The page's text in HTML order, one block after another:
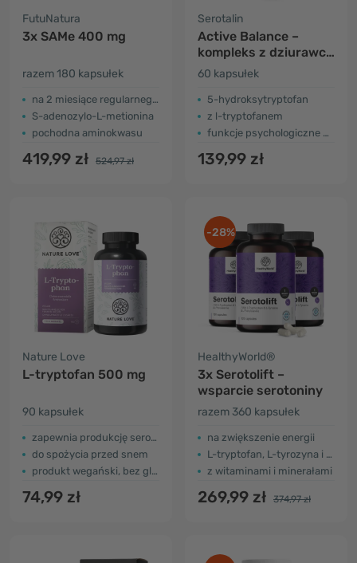
FutuNatura
3x SAMe 400 mg
razem 180 kapsułek
na 2 miesiące regularnego przyjmowania
S-adenozylo-L-metionina
pochodna aminokwasu
419,99 zł 524,97 zł
Serotalin
Active Balance –
kompleks z dziurawca
z 5-HTP
60 kapsułek
5-hydroksytryptofan
z l-tryptofanem
funkcje psychologiczne + energia
139,99 zł
Nature Love
L-tryptofan 500 mg
90 kapsułek
zapewnia produkcję serotoniny i melatoniny
do spożycia przed snem
produkt wegański, bez glutenu i laktozy
74,99 zł
-28%
HealthyWorld®
3x Serotolift –
wsparcie serotoniny
razem 360 kapsułek
na zwiększenie energii
L-tryptofan, L-tyrozyna i L-fenyloalanina
z witaminami i minerałami
269,99 zł 374,97 zł